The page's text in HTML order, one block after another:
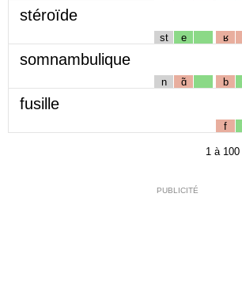
stéroïde
st e ʁ
somnambulique
n ɑ̃ b
fusille
f
1 à 100
PUBLICITÉ